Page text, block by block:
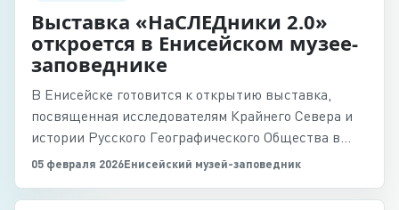
Выставка «НаСЛЕДники 2.0»
откроется в Енисейском музее-
заповеднике
В Енисейске готовится к открытию выставка,
посвященная исследователям Крайнего Севера и
истории Русского Географического Общества в
регионе.
05 февраля 2026Енисейский музей-заповедник